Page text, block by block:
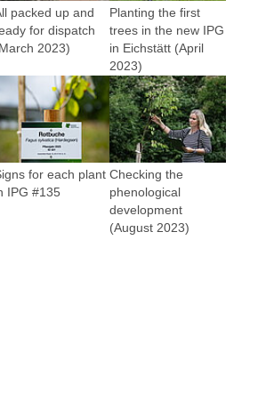
packed up and
for dispatch
2023)
Planting the first
trees in the new IPG
in Eichstätt (April
2023)
Show larger version
for each plant
IPG #135
Show larger version
Checking the
phenological
development
(August 2023)